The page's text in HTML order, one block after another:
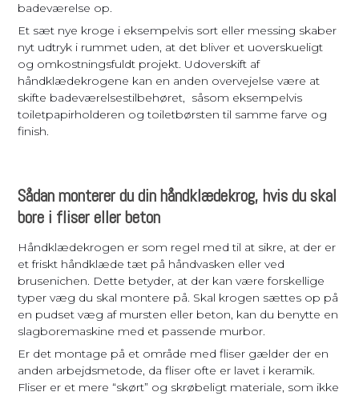
badeværelse op.
Et sæt nye kroge i eksempelvis sort eller messing skaber
nyt udtryk i rummet uden, at det bliver et uoverskueligt
og omkostningsfuldt projekt. Udoverskift af
håndklædekrogene kan en anden overvejelse være at
skifte badeværelsestilbehøret, såsom eksempelvis
toiletpapirholderen og toiletbørsten til samme farve og
finish.
Sådan monterer du din håndklædekrog, hvis du skal
bore i fliser eller beton
Håndklædekrogen er som regel med til at sikre, at der er
et friskt håndklæde tæt på håndvasken eller ved
brusenichen. Dette betyder, at der kan være forskellige
typer væg du skal montere på. Skal krogen sættes op på
en pudset væg af mursten eller beton, kan du benytte en
slagboremaskine med et passende murbor.
Er det montage på et område med fliser gælder der en
anden arbejdsmetode, da fliser ofte er lavet i keramik.
Fliser er et mere “skørt” og skrøbeligt materiale, som ikke